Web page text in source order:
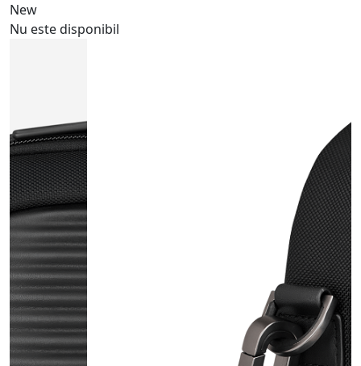
New
Nu este disponibil